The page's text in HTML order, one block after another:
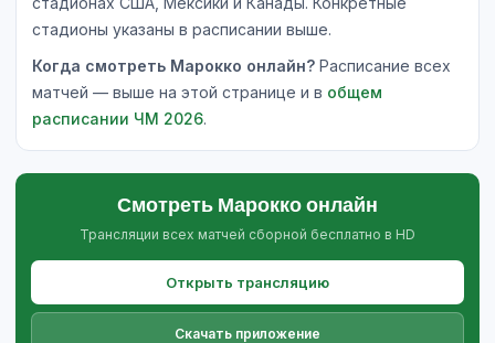
стадионы указаны в расписании выше.
Когда смотреть Марокко онлайн? Расписание всех
матчей — выше на этой странице и в общем
расписании ЧМ 2026.
Смотреть Марокко онлайн
Трансляции всех матчей сборной бесплатно в HD
Открыть трансляцию
Скачать приложение